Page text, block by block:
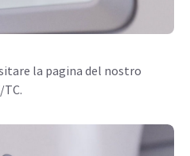
la pagina del nostro